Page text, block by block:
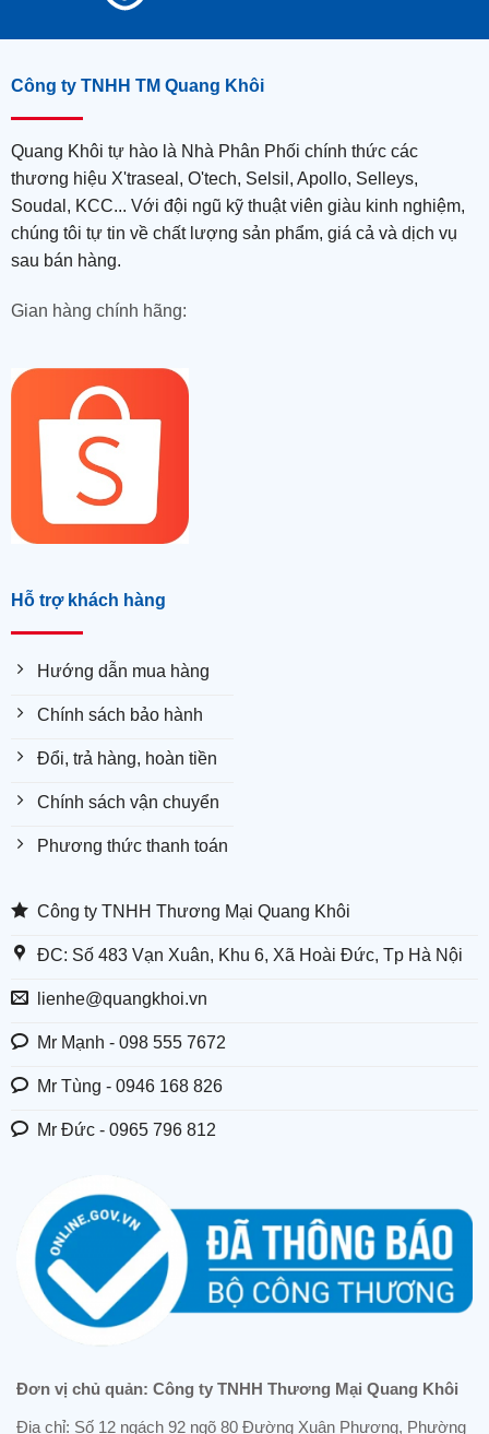
Công ty TNHH TM Quang Khôi
Quang Khôi tự hào là Nhà Phân Phối chính thức các
thương hiệu X'traseal, O'tech, Selsil, Apollo, Selleys,
Soudal, KCC... Với đội ngũ kỹ thuật viên giàu kinh nghiệm,
chúng tôi tự tin về chất lượng sản phẩm, giá cả và dịch vụ
sau bán hàng.
Gian hàng chính hãng:
Hỗ trợ khách hàng
Hướng dẫn mua hàng
Chính sách bảo hành
Đổi, trả hàng, hoàn tiền
Chính sách vận chuyển
Phương thức thanh toán
Công ty TNHH Thương Mại Quang Khôi
ĐC: Số 483 Vạn Xuân, Khu 6, Xã Hoài Đức, Tp Hà Nội
lienhe@quangkhoi.vn
Mr Mạnh - 098 555 7672
Mr Tùng - 0946 168 826
Mr Đức - 0965 796 812
Đơn vị chủ quản: Công ty TNHH Thương Mại Quang Khôi
Địa chỉ: Số 12 ngách 92 ngõ 80 Đường Xuân Phương, Phường